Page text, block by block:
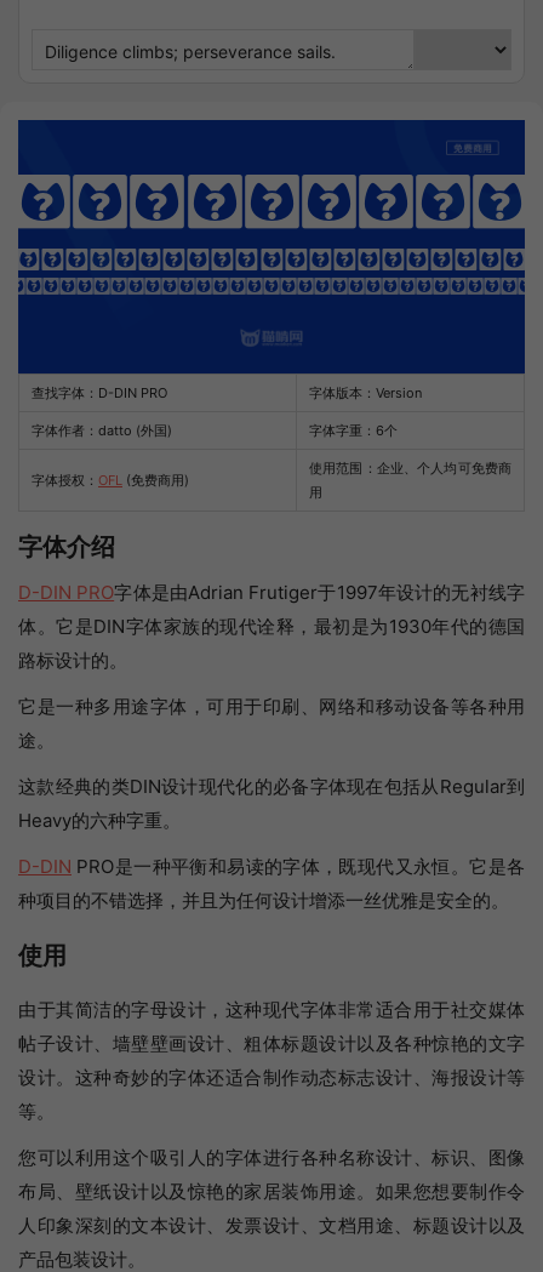
D-DIN PRO
SEEK NOTHING
Sharpens Love, presence
查找字体： D-DIN PRO 字体版本：Version
字体作者：datto (外国) 字体字重：6个
字体授权： OFL (免费商用)
使用范围：企业、个人均可免费商
用
字体介绍
D-DIN PRO字体是由Adrian Frutiger于1997年设计的无衬线字
体。它是DIN字体家族的现代诠释，最初是为1930年代的德国
路标设计的。
它是一种多用途字体，可用于印刷、网络和移动设备等各种用
途。
这款经典的类DIN设计现代化的必备字体现在包括从Regular到
Heavy的六种字重。
D-DIN PRO是一种平衡和易读的字体，既现代又永恒。它是各
种项目的不错选择，并且为任何设计增添一丝优雅是安全的。
使用
由于其简洁的字母设计，这种现代字体非常适合用于社交媒体
帖子设计、墙壁壁画设计、粗体标题设计以及各种惊艳的文字
设计。这种奇妙的字体还适合制作动态标志设计、海报设计等
等。
您可以利用这个吸引人的字体进行各种名称设计、标识、图像
布局、壁纸设计以及惊艳的家居装饰用途。如果您想要制作令
人印象深刻的文本设计、发票设计、文档用途、标题设计以及
产品包装设计。